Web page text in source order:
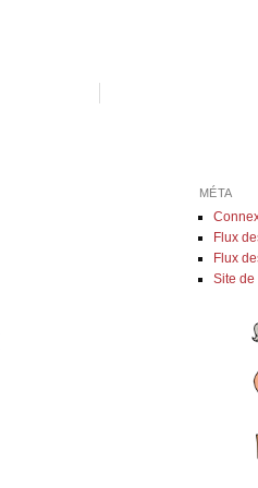
MÉTA
Flux
Flux
Site de